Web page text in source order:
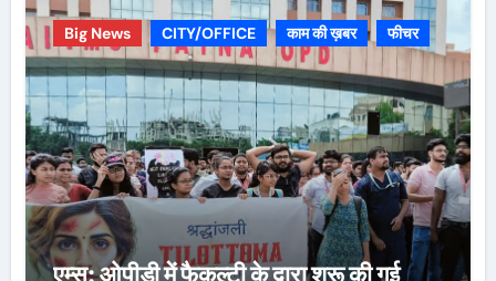
Big News CITY/OFFICE काम की ख़बर फीचर
एम्स: ओपीडी में फैकल्टी के द्वारा शुरू की गई